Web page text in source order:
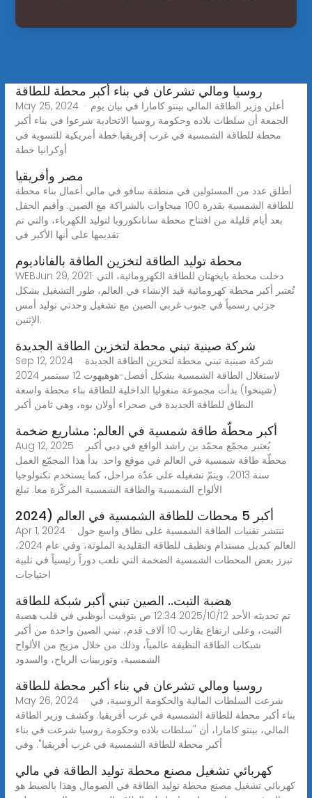
روسيا ومالي تشرعان في بناء أكبر محطة للطاقة
May 25, 2024 · أعلن وزير الطاقة المالي بينتو كامارا في بيان يوم
الجمعة أن سلطات بلاده وحكومة روسيا الاتحادية شرعوا في بناء أكبر
محطة للطاقة الشمسية في غرب إفريقيا.خطة أمريكية للتسوية في
أوكرانيا خطة
مصر وأفريقيا
أطلق عدد من المسئولين في منطقة سافو في مالي أعمال بناء محطة
للطاقة الشمسية بقدرة 100 ميجاوات بالشراكة مع الصين. وأقيم الحفل
بعد أيام قليلة من افتتاح محطة سانانكوروبا لتوليد الكهرباء، والتي تم
تقديمها على أنها الأكبر في
محطة توليد الطاقة لتخزين الطاقة بالفاناديوم
WEBJun 29, 2021· دخلت محطة بايخهتان للطاقة الكهرومائية، التي
تُعتبر أكبر محطة كهرومائية قيد الإنشاء في العالم، طور التشغيل بشكل
جزئي رسمياً في جنوب غربي الصين مع تشغيل وحدتي توليد أمس
الإثنين.
شركة صينية تبني محطة لتخزين الطاقة الجديدة
Sep 12, 2024 · شركة صينية تبني محطة لتخزين الطاقة الجديدة
لاستغلال الطاقة الشمسية بشكل أفضل-هوهيهوت 12 سبتمبر 2024
(شينخوا) بدأت مجموعة منغوليا الداخلية للطاقة بناء محطة واسعة
النطاق للطاقة الجديدة في صحراء أولان بوه، وهي ثامن أكبر
أكبر محطّة طاقة شمسية في العالم: مشاريع ضخمة
Aug 12, 2025 · يُعتبر مجمّع محمّد بن راشد الواقع في دبي أكبر
محطّة طاقة شمسية في العالم في موقع واحد. بدأ هذا المجمّع العمل
سنة 2013، ويتمّ تشغيله على عدّة مراحل، كما يستخدم تكنولوجيا
الألواح الشمسية والطاقة الشمسية المركّزة معا. تبلغ
أكبر 5 محطات للطاقة الشمسية في العالم (2024
Apr 1, 2024 · تنتشر تقنيات الطاقة الشمسية على نطاق واسع حول
العالم كبديل مستدام ونظيف للطاقة التقليدية الملوثة، وفي عام 2024،
تبرز بعض المحطات الشمسية الضخمة التي تلعب دوراً رئيسياً في تلبية
احتياجات
هضبة التبت.. الصين تبني أكبر شبكة للطاقة
تم تحديثه الأحد 2025/10/12 12:34 ص بتوقيت أبوظبي في قلب هضبة
التبت، وعلى ارتفاع يقارب 10 آلاف قدم، تبني الصين واحدة من أكبر
شبكات الطاقة النظيفة عالمياً، وذلك من خلال مزيج من الألواح
الشمسية، وتوربينات الرياح، والسدود
روسيا ومالي تشرعان في بناء أكبر محطة للطاقة
May 26, 2024 · شرعت السلطات المالية والحكومة الروسية، في
بناء أكبر محطة للطاقة الشمسية في غرب أفريقيا. وكشف وزير الطاقة
المالي، بينتو كامارا، أن "سلطات بلاده وحكومة روسيا شرعت في بناء
أكبر محطة للطاقة الشمسية في غرب أفريقيا". وفي
كهربائي تشغيل مصنع محطة توليد الطاقة في مالي
كهربائي تشغيل مصنع محطة توليد الطاقة في الصومال وهذا بالضبط هو